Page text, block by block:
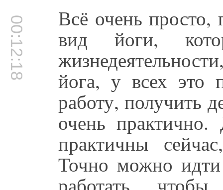
00:12:18 Всё очень
вид йоги,
йога, у всех это
работу, получить
очень
практичны
Точно можно